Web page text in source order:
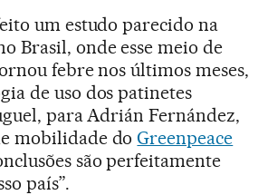
um estudo parecido na
Brasil, onde esse meio de
febre nos últimos meses,
de uso dos patinetes
para Adrián Fernández,
mobilidade doGreenpeace
são perfeitamente
país”.